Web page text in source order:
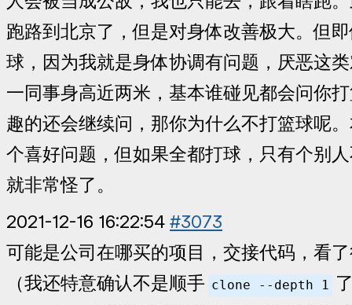
跑路到北京了，但是对身体改善极大。但
球，因为我就是身体协调有问题，厌恶这
一同事身高近两米，基本谁碰见都会问你
趣的还会继续问，那你为什么不打篮球呢
个喜好问题，但如果全都打球，只有个别
就非常怪了。
2021-12-16 16:22:54 #3073
可能是公司在哪买的项目，交接代码，看
（我还特意确认不是顺手 clone --depth 1